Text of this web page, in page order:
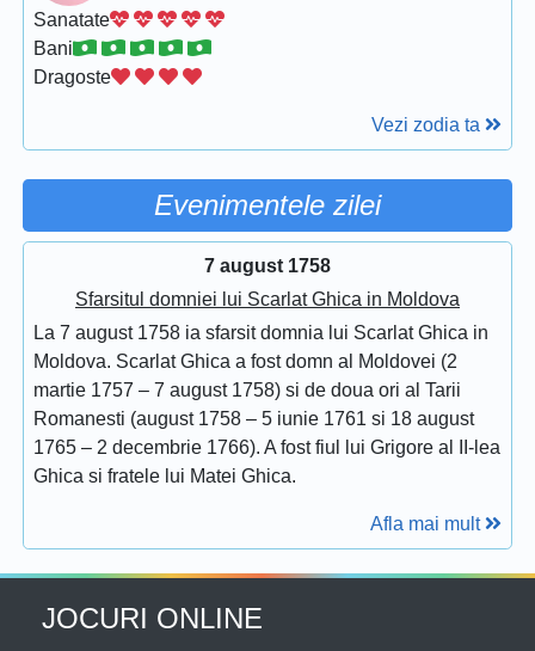
Sanatate
Bani
Dragoste
Vezi zodia ta
Evenimentele zilei
7 august 1758
Sfarsitul domniei lui Scarlat Ghica in Moldova
La 7 august 1758 ia sfarsit domnia lui Scarlat Ghica in
Moldova. Scarlat Ghica a fost domn al Moldovei (2
martie 1757 – 7 august 1758) si de doua ori al Tarii
Romanesti (august 1758 – 5 iunie 1761 si 18 august
1765 – 2 decembrie 1766). A fost fiul lui Grigore al II-lea
Ghica si fratele lui Matei Ghica.
Afla mai mult
JOCURI ONLINE